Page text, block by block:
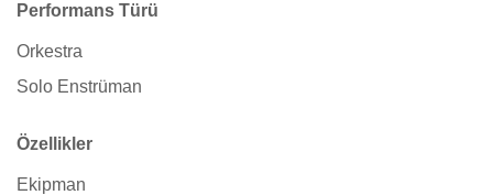
Performans Türü
Orkestra
Solo Enstrüman
Özellikler
Ekipman